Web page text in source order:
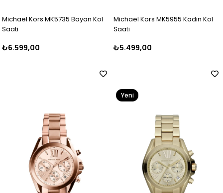
Michael Kors MK5735 Bayan Kol
Saati
₺6.599,00
Michael Kors MK5955 Kadın Kol
Saati
₺5.499,00
Yeni